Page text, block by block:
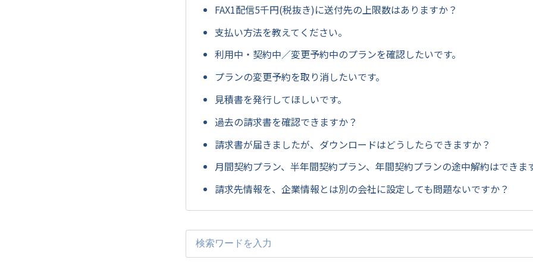
FAX1配信5千円(税抜き)に送付先の上限数はありますか？
支払い方法を教えてください。
利用中・契約中／変更予約中のプランを確認したいです。
プランの変更予約を取り消したいです。
見積書を発行してほしいです。
過去の請求書を確認できますか？
請求書が届きましたが、ダウンロードはどうしたらできますか？
月間契約プラン、半年間契約プラン、年間契約プランの途中解約はできま
請求先情報を、企業情報とは別の会社に設定しても問題ないですか？